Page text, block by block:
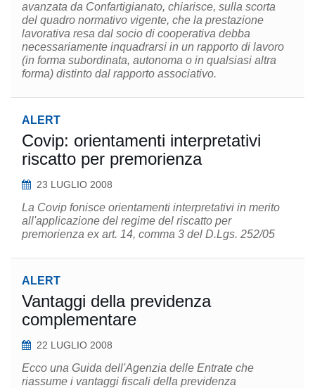
avanzata da Confartigianato, chiarisce, sulla scorta
del quadro normativo vigente, che la prestazione
lavorativa resa dal socio di cooperativa debba
necessariamente inquadrarsi in un rapporto di lavoro
(in forma subordinata, autonoma o in qualsiasi altra
forma) distinto dal rapporto associativo.
ALERT
Covip: orientamenti interpretativi
riscatto per premorienza
23 LUGLIO 2008
La Covip fonisce orientamenti interpretativi in merito
all'applicazione del regime del riscatto per
premorienza ex art. 14, comma 3 del D.Lgs. 252/05
ALERT
Vantaggi della previdenza
complementare
22 LUGLIO 2008
Ecco una Guida dell'Agenzia delle Entrate che
riassume i vantaggi fiscali della previdenza